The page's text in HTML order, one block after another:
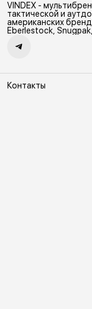
эластичной тканью. •
Ветрозащитный
Softshell Демисезонная
VINDEX -
тактической и
американских
Eberlestock,
Контакты